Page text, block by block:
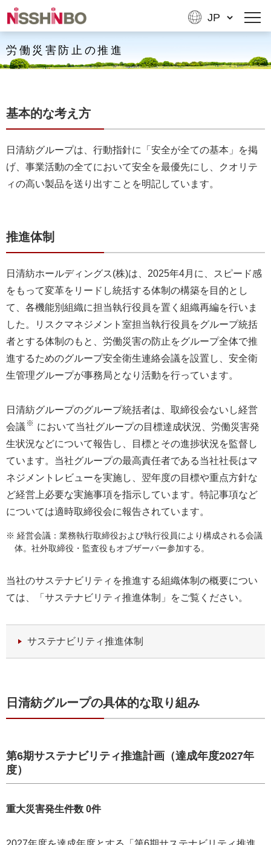
労働災害防止の推進
基本的な考え方
日清紡グループは、行動指針に「安全が全ての基本」を掲
げ、事業活動の全てにおいて安全を最優先にし、クオリテ
ィの高い製品を送り出すことを明記しています。
推進体制
日清紡ホールディングス(株)は、2025年4月に、スピード感
をもって変革をリードし統括する体制の構築を目的とし
て、各機能別組織に担当執行役員を置く組織再編を行いま
した。リスクマネジメント室担当執行役員をグループ統括
者とする体制のもと、労働災害の防止をグループ全体で推
進するためのグループ安全衛生連絡会議を設置し、安全衛
生管理グループが事務局となり活動を行っています。
日清紡グループのグループ統括者は、取締役会ないし経営
会議 ※ において当社グループの目標達成状況、労働災害発
生状況などについて報告し、目標とその進捗状況を監督し
ています。当社グループの最高責任者である当社社長はマ
ネジメントレビューを実施し、翌年度の目標や重点方針な
ど経営上必要な実施事項を指示しています。特記事項など
については適時取締役会に報告されています。
※ 経営会議：業務執行取締役および執行役員により構成される会議
体。社外取締役・監査役もオブザーバー参加する。
当社のサステナビリティを推進する組織体制の概要につい
ては、「サステナビリティ推進体制」をご覧ください。
サステナビリティ推進体制
日清紡グループの具体的な取り組み
第6期サステナビリティ推進計画（達成年度2027年
度）
重大災害発生件数 0件